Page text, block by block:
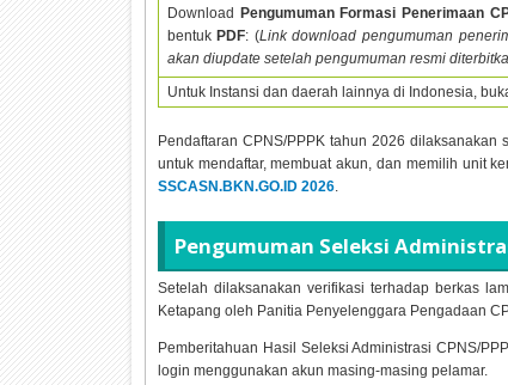
Download Pengumuman Formasi Penerimaan
bentuk PDF: (Link download pengumuman
akan diupdate setelah pengumuman resmi
Untuk Instansi dan daerah lainnya di Indonesia,
Pendaftaran CPNS/PPPK tahun2026 dilaksanakan
untuk mendaftar, membuat akun, dan memilih unit
SSCASN.BKN.GO.ID 2026.
Pengumuman Seleksi
Setelah dilaksanakan verifikasi terhadap berkas
Ketapang oleh Panitia Penyelenggara Pengadaan
Pemberitahuan Hasil Seleksi Administrasi CPNS/
login menggunakan akun masing-masing pelamar.